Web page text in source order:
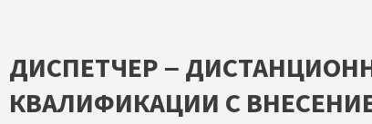
ДИСПЕТЧЕР –
КВАЛИФИКАЦИИ С